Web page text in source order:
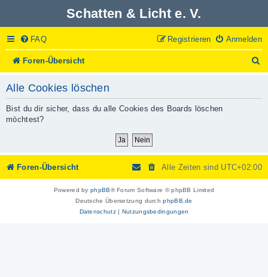
Schatten & Licht e. V.
FAQ Anmelden
Registrieren
Foren-Übersicht
u
Alle Cookies löschen
Bist du dir sicher, dass du alle Cookies des Boards löschen
möchtest?
Foren-Übersicht Alle Zeiten sind UTC+02:00
Powered byphpBB® Forum Software © phpBB Limited
Deutsche Übersetzung durchphpBB.de
Datenschutz| Nutzungsbedingungen